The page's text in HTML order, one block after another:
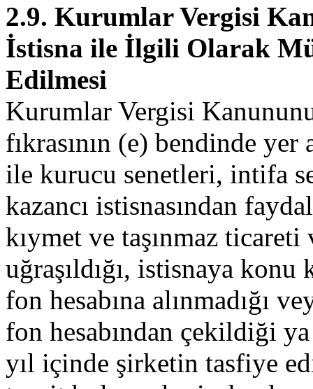
2.9. Kurumlar Vergisi
İstisna ile İlgili Olarak
Edilmesi
Kurumlar Vergisi
fıkrasının (e) bendinde
ile kurucu senetleri, intifa
kazancı istisnasından
kıymet ve taşınmaz
uğraşıldığı, istisnaya konu
fon hesabına alınmadığı
fon hesabından çekildiği ya
yıl içinde şirketin tasfiye